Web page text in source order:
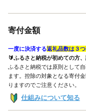
寄付金額
一度に決済する返礼品数は３
🔰ふるさと納税が初めての方
ふるさと納税では原則として
ます。控除の対象となる寄付
りますのでご注意ください。
仕組みについて知る